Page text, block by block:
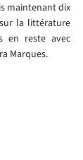
maintenant dix
la littérature
en reste avec
Marques.